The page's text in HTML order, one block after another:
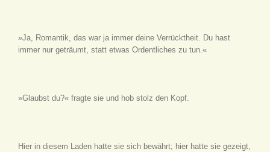
»Ja, Romantik, das war ja immer deine Verrücktheit. Du hast
immer nur geträumt, statt etwas Ordentliches zu tun.«
»Glaubst du?« fragte sie und hob stolz den Kopf.
Hier in diesem Laden hatte sie sich bewährt; hier hatte sie gezeigt,